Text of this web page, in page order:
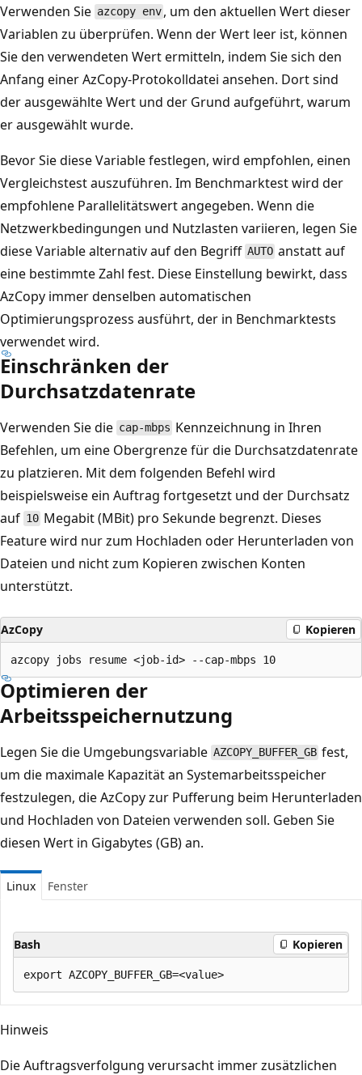
Verwenden Sie azcopy env , um den aktuellen Wert dieser
Variablen zu überprüfen. Wenn der Wert leer ist, können
Sie den verwendeten Wert ermitteln, indem Sie sich den
Anfang einer AzCopy-Protokolldatei ansehen. Dort sind
der ausgewählte Wert und der Grund aufgeführt, warum
er ausgewählt wurde.
Bevor Sie diese Variable festlegen, wird empfohlen, einen
Vergleichstest auszuführen. Im Benchmarktest wird der
empfohlene Parallelitätswert angegeben. Wenn die
Netzwerkbedingungen und Nutzlasten variieren, legen Sie
diese Variable alternativ auf den Begriff AUTO anstatt auf
eine bestimmte Zahl fest. Diese Einstellung bewirkt, dass
AzCopy immer denselben automatischen
Optimierungsprozess ausführt, der in Benchmarktests
verwendet wird.
Einschränken der
Durchsatzdatenrate
Verwenden Sie die cap-mbps Kennzeichnung in Ihren
Befehlen, um eine Obergrenze für die Durchsatzdatenrate
zu platzieren. Mit dem folgenden Befehl wird
beispielsweise ein Auftrag fortgesetzt und der Durchsatz
auf 10 Megabit (MBit) pro Sekunde begrenzt. Dieses
Feature wird nur zum Hochladen oder Herunterladen von
Dateien und nicht zum Kopieren zwischen Konten
unterstützt.
AzCopy Kopieren
Optimieren der
Arbeitsspeichernutzung
Legen Sie die Umgebungsvariable AZCOPY_BUFFER_GB fest,
um die maximale Kapazität an Systemarbeitsspeicher
festzulegen, die AzCopy zur Pufferung beim Herunterladen
und Hochladen von Dateien verwenden soll. Geben Sie
diesen Wert in Gigabytes (GB) an.
Linux Fenster
Bash Kopieren
Hinweis
Die Auftragsverfolgung verursacht immer zusätzlichen